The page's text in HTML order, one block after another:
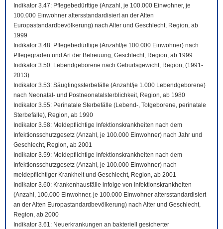
Indikator 3.47: Pflegebedürftige (Anzahl, je 100.000 Einwohner, je
100.000 Einwohner altersstandardisiert an der Alten
Europastandardbevölkerung) nach Alter und Geschlecht, Region, ab
1999
Indikator 3.48: Pflegebedürftige (Anzahl/je 100.000 Einwohner) nach
Pflegegraden und Art der Betreuung, Geschlecht, Region, ab 1999
Indikator 3.50: Lebendgeborene nach Geburtsgewicht, Region, (1991-
2013)
Indikator 3.53: Säuglingssterbefälle (Anzahl/je 1.000 Lebendgeborene)
nach Neonatal- und Postneonatalsterblichkeit, Region, ab 1980
Indikator 3.55: Perinatale Sterbefälle (Lebend-, Totgeborene, perinatale
Sterbefälle), Region, ab 1990
Indikator 3.58: Meldepflichtige Infektionskrankheiten nach dem
Infektionsschutzgesetz (Anzahl, je 100.000 Einwohner) nach Jahr und
Geschlecht, Region, ab 2001
Indikator 3.59: Meldepflichtige Infektionskrankheiten nach dem
Infektionsschutzgesetz (Anzahl, je 100.000 Einwohner) nach
meldepflichtiger Krankheit und Geschlecht, Region, ab 2001
Indikator 3.60: Krankenhausfälle infolge von Infektionskrankheiten
(Anzahl, 100.000 Einwohner, je 100.000 Einwohner altersstandardisiert
an der Alten Europastandardbevölkerung) nach Alter und Geschlecht,
Region, ab 2000
Indikator 3.61: Neuerkrankungen an bakteriell gesicherter